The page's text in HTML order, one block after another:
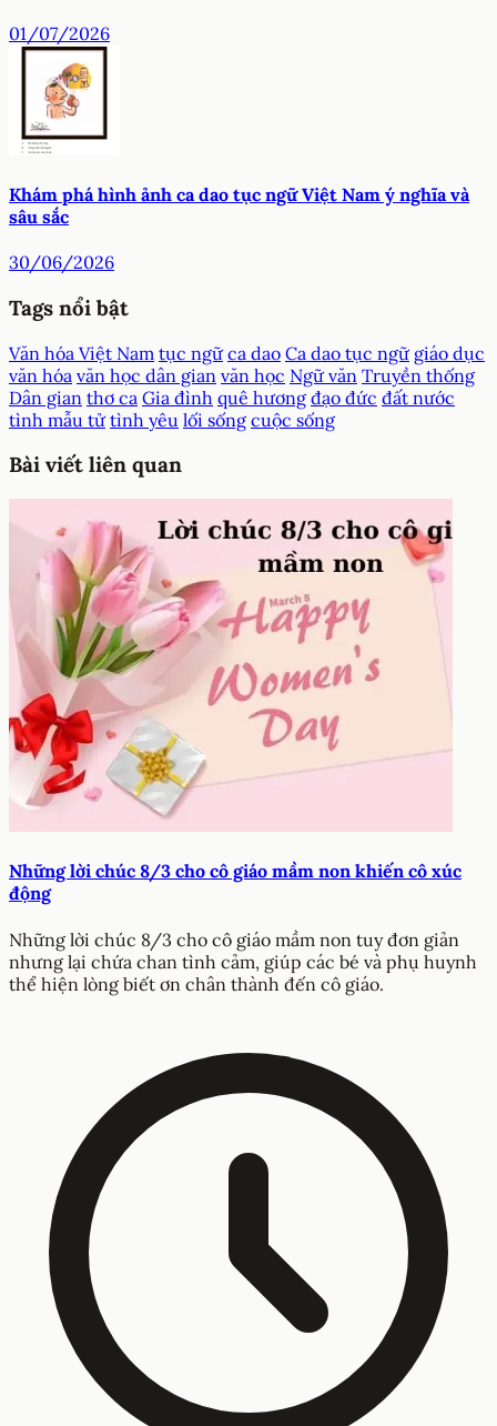
01/07/2026
Khám phá hình ảnh ca dao tục ngữ Việt Nam ý nghĩa và
sâu sắc
30/06/2026
Tags nổi bật
Văn hóa Việt Nam tục ngữ ca dao Ca dao tục ngữ giáo dục
văn hóa văn học dân gian văn học Ngữ văn Truyền thống
Dân gian thơ ca Gia đình quê hương đạo đức đất nước
tình mẫu tử tình yêu lối sống cuộc sống
Bài viết liên quan
Những lời chúc 8/3 cho cô giáo mầm non khiến cô xúc
động
Những lời chúc 8/3 cho cô giáo mầm non tuy đơn giản
nhưng lại chứa chan tình cảm, giúp các bé và phụ huynh
thể hiện lòng biết ơn chân thành đến cô giáo.